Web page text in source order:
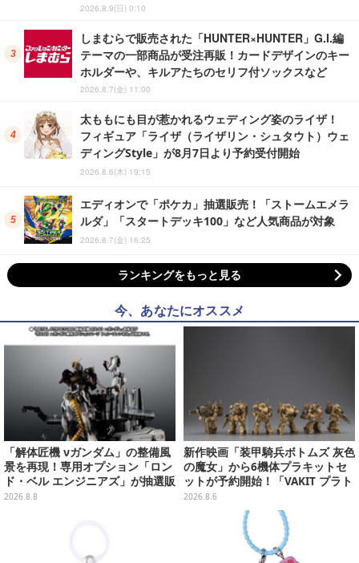
2026.8.9(日) 0:10
しまむらで販売された「HUNTER×HUNTER」G.I.編
テーマの一部商品が受注再販！カードデザインのキー
ホルダーや、キルアたちのセリフ付ソックスなど
2026.8.7(金) 11:00
太ももにも目が惹かれるウェディング姿のライザ！
フィギュア「ライザ（ライザリン・シュタウト）ウェ
ディングStyle」が8月7日より予約受付開始
2026.8.6(木) 19:15
エディオンで「ポケカ」抽選販売！「ストームエメラ
ルダ」「スタートデッキ100」など人気商品が対象
2026.8.7(金) 16:25
ランキングをもっと見る
今、あなたにオススメ
「解体匠機 νガンダム」の整備風
景を再現！専用オプション「ロン
ド・ベル エンジニアズ」が抽選販
売
2026.8.8
新作映画「装甲騎兵ボトムズ 灰色
の魔女」から6機体プラキットセ
ットが予約開始！「VAKIT プラト
ーン」第1弾、各部関節可動仕様
2026.8.6